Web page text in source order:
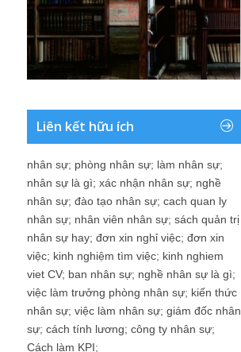
Liên kết hữu ích
nhân sự; phòng nhân sự; làm nhân sự;
nhân sự là gì; xác nhận nhân sự; nghề
nhân sự; đào tạo nhân sự; cach quan ly
nhân sự; nhân viên nhân sự; sách quản trị
nhân sự hay; đơn xin nghỉ việc; đơn xin
việc; kinh nghiệm tìm việc; kinh nghiem
viet CV; ban nhân sự; nghề nhân sự là gì;
việc làm trưởng phòng nhân sự; kiến thức
nhân sự; việc làm nhân sự; giám đốc nhân
sự; cách tính lương; công ty nhân sự;
Cách làm KPI;